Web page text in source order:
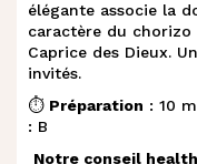
élégante associe la
caractère du
Caprice des Dieux.
invités.
⏱️ Préparation : 10
: B
Notre conseil